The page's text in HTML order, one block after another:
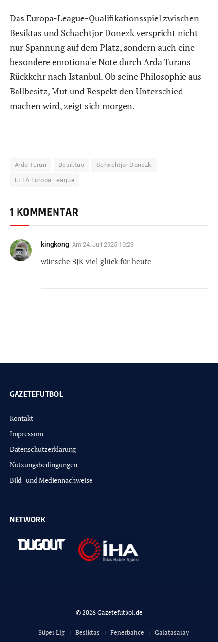
Das Europa-League-Qualifikationsspiel zwischen
Besiktas und Schachtjor Donezk verspricht nicht
nur Spannung auf dem Platz, sondern auch eine
besondere emotionale Note durch Arda Turans
Rückkehr nach Istanbul. Ob seine Philosophie aus
Ballbesitz, Mut und Respekt den Unterschied
machen wird, zeigt sich morgen.
Arda Turan Besiktas Schachtjor Donezk
UEFA Europa League
1 KOMMENTAR
kingkong Am 24. Juli 2025 10:23
wünsche BJK viel glück für heute
GAZETEFUTBOL
Kontakt
Impressum
Datenschutzerklärung
Nutzungsbedingungen
Bild- und Mediennachweise
NETWORK
© 2026 Gazetefutbol.de
Süper Lig Besiktas Fenerbahce
Galatasaray